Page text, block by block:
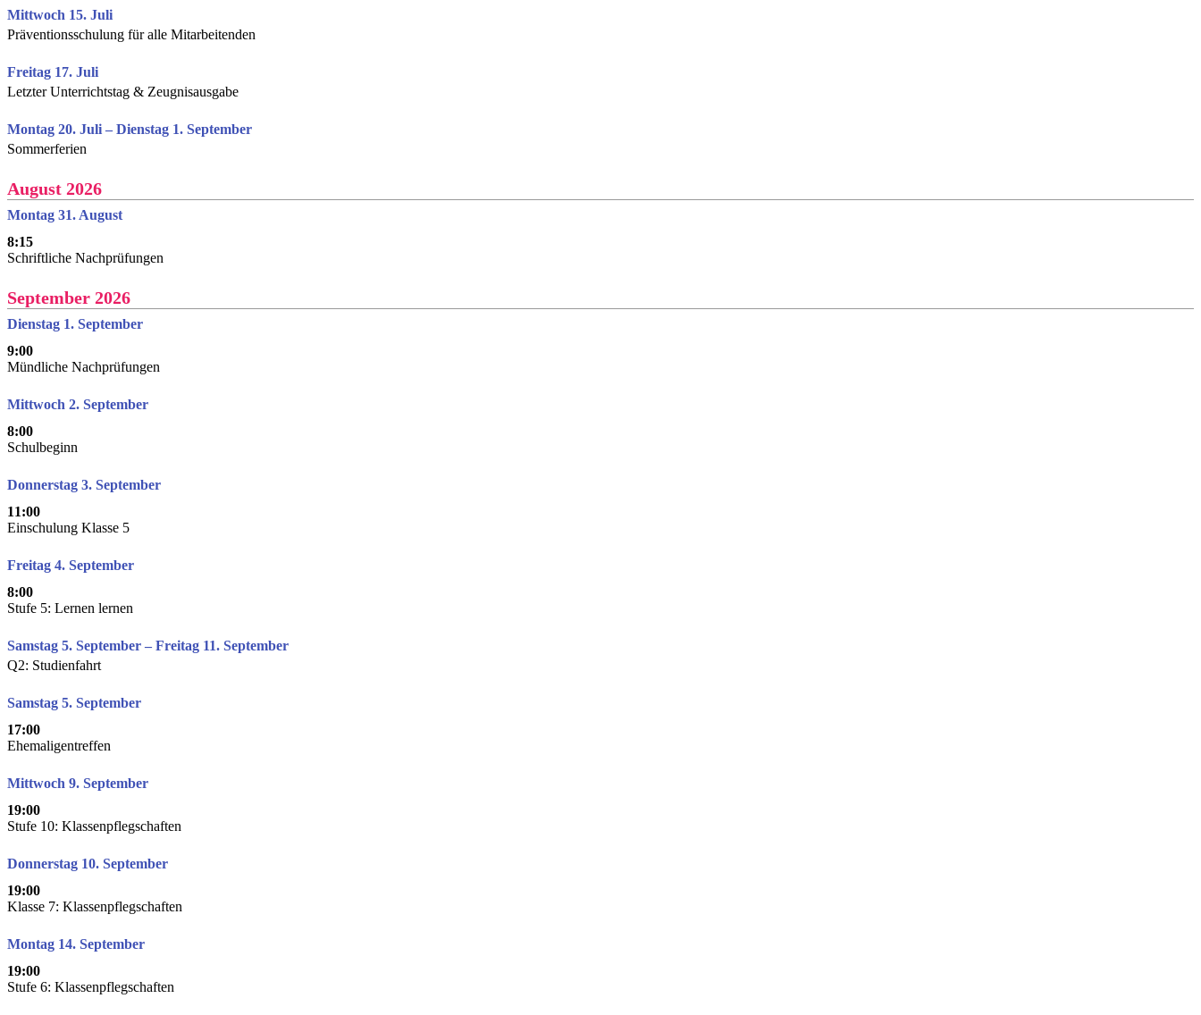
Mittwoch 15. Juli
Präventionsschulung für alle Mitarbeitenden
Freitag 17. Juli
Letzter Unterrichtstag & Zeugnisausgabe
Montag 20. Juli – Dienstag 1. September
Sommerferien
August 2026
Montag 31. August
8:15
Schriftliche Nachprüfungen
September 2026
Dienstag 1. September
9:00
Mündliche Nachprüfungen
Mittwoch 2. September
8:00
Schulbeginn
Donnerstag 3. September
11:00
Einschulung Klasse 5
Freitag 4. September
8:00
Stufe 5: Lernen lernen
Samstag 5. September – Freitag 11. September
Q2: Studienfahrt
Samstag 5. September
17:00
Ehemaligentreffen
Mittwoch 9. September
19:00
Stufe 10: Klassenpflegschaften
Donnerstag 10. September
19:00
Klasse 7: Klassenpflegschaften
Montag 14. September
19:00
Stufe 6: Klassenpflegschaften